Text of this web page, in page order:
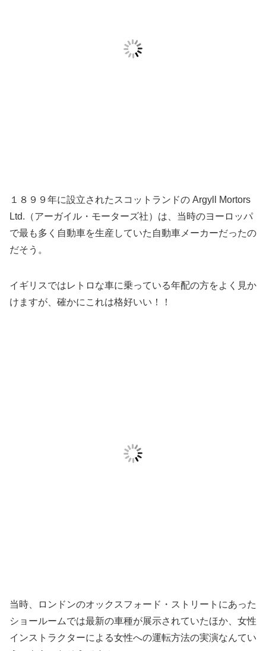
１８９９年に設立されたスコットランドの Argyll Mortors
Ltd.（アーガイル・モーターズ社）は、当時のヨーロッパ
で最も多く自動車を生産していた自動車メーカーだったの
だそう。
イギリスではレトロな車に乗っている年配の方をよく見か
けますが、確かにこれは格好いい！！
当時、ロンドンのオックスフォード・ストリートにあった
ショールームでは最新の車種が展示されていたほか、女性
インストラクターによる女性への運転方法の実演なんてい